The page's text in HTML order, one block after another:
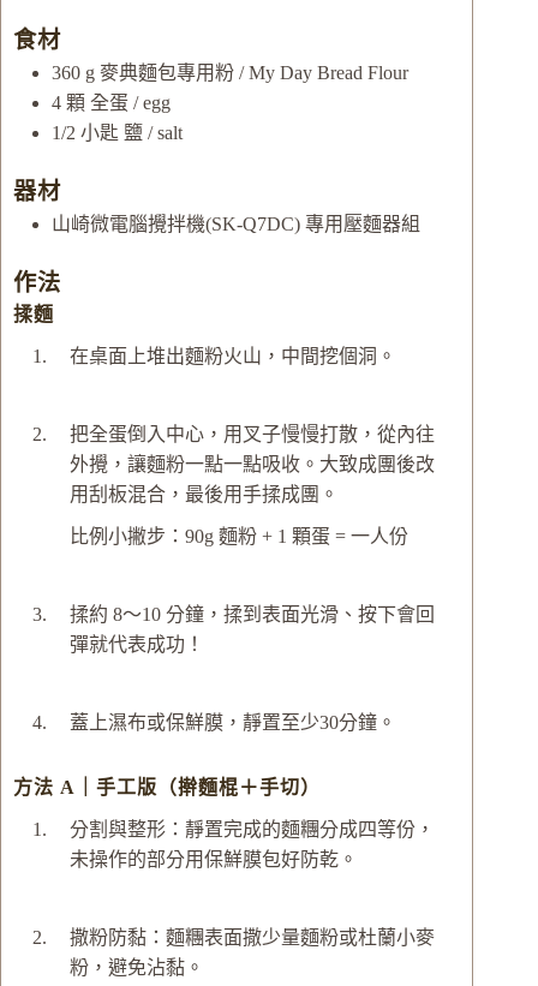
食材
360 g 麥典麵包專用粉 / My Day Bread Flour
4 顆 全蛋 / egg
1/2 小匙 鹽 / salt
器材
山崎微電腦攪拌機(SK-Q7DC) 專用壓麵器組
作法
揉麵
在桌面上堆出麵粉火山，中間挖個洞。
把全蛋倒入中心，用叉子慢慢打散，從內往
外攪，讓麵粉一點一點吸收。大致成團後改
用刮板混合，最後用手揉成團。
比例小撇步：90g 麵粉 + 1 顆蛋 = 一人份
揉約 8～10 分鐘，揉到表面光滑、按下會回
彈就代表成功！
蓋上濕布或保鮮膜，靜置至少30分鐘。
方法 A｜手工版（擀麵棍＋手切）
分割與整形：靜置完成的麵糰分成四等份，
未操作的部分用保鮮膜包好防乾。
撒粉防黏：麵糰表面撒少量麵粉或杜蘭小麥
粉，避免沾黏。